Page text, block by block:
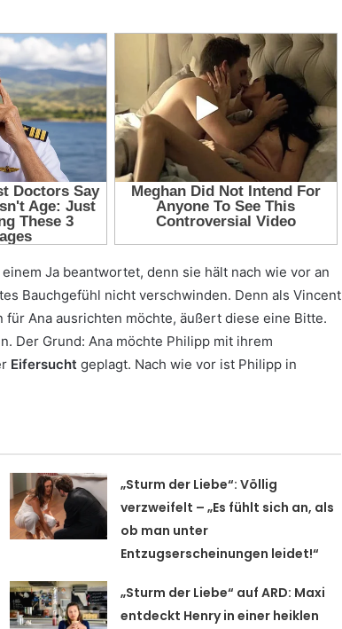
Ja beantwortet, denn sie hält nach wie vor an
Bauchgefühl nicht verschwinden. Denn als Vincent
Ana ausrichten möchte, äußert diese eine Bitte.
Der Grund: Ana möchte Philipp mit ihrem
Eifersucht geplagt. Nach wie vor ist Philipp in
„Sturm der Liebe“: Völlig
verzweifelt – „Es fühlt sich an, als
ob man unter
Entzugserscheinungen leidet!“
„Sturm der Liebe“ auf ARD: Maxi
entdeckt Henry in einer heiklen